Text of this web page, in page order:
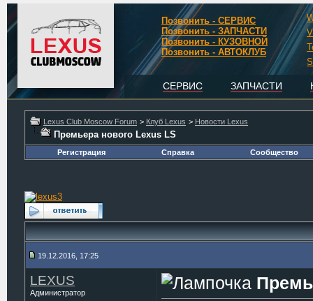
Позвонить - СЕРВИС
Позвонить - ЗАПЧАСТИ
Позвонить - КУЗОВНОЙ
Позвонить - АВТОКЛУБ
СЕРВИС ЗАПЧАСТИ
Lexus Club Moscow Forum > Клуб Lexus > Новости Lexus
Премьера нового Lexus LS
Регистрация Справка Сообщество
19.12.2016, 17:25
LEXUS
Администратор